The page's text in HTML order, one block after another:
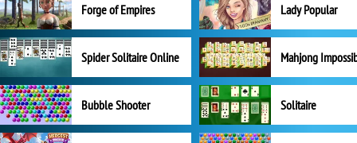
Forge of Empires Lady Popular
Spider Solitaire Online Mahjong
Bubble Shooter Solitaire